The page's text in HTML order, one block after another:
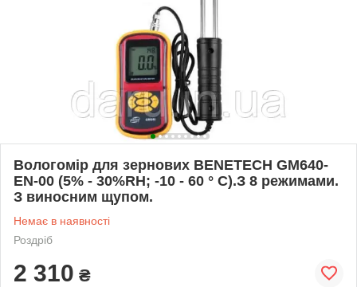
Вологомір для зернових BENETECH GM640-
EN-00 (5% - 30%RH; -10 - 60 ° C).З 8 режимами.
З виносним щупом.
Немає в наявності
Роздріб
2 310 ₴